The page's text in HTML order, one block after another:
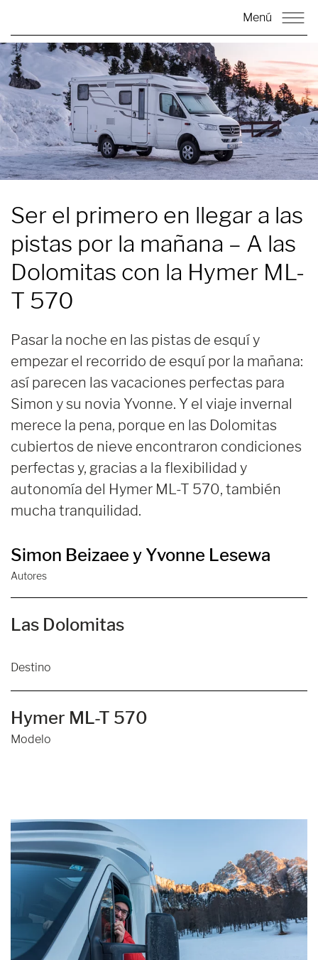
Menú
Ser el primero en llegar a las
pistas por la mañana – A las
Dolomitas con la Hymer ML-
T 570
Pasar la noche en las pistas de esquí y
empezar el recorrido de esquí por la mañana:
así parecen las vacaciones perfectas para
Simon y su novia Yvonne. Y el viaje invernal
merece la pena, porque en las Dolomitas
cubiertos de nieve encontraron condiciones
perfectas y, gracias a la flexibilidad y
autonomía del Hymer ML-T 570, también
mucha tranquilidad.
Simon Beizaee y Yvonne Lesewa
Autores
Destino
Las Dolomitas
Modelo
Hymer ML-T 570